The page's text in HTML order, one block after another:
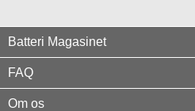
Batteri Magasinet
FAQ
Om os